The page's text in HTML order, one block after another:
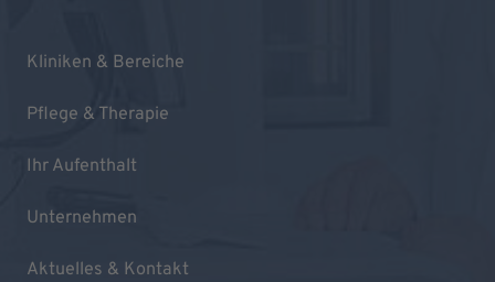
Kliniken & Bereiche
Pflege & Therapie
Ihr Aufenthalt
Unternehmen
Aktuelles & Kontakt